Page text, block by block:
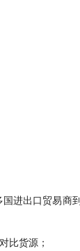
进出口贸易商
比货源；